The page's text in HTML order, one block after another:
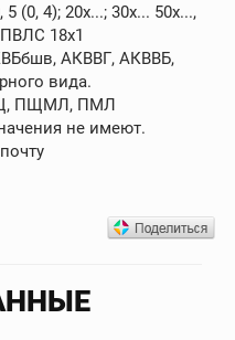
(0, 4); 20х...; 30х... 50х...,
18х1
АКВВГ, АКВВБ,
вида.
ПЩМЛ, ПМЛ
не имеют.